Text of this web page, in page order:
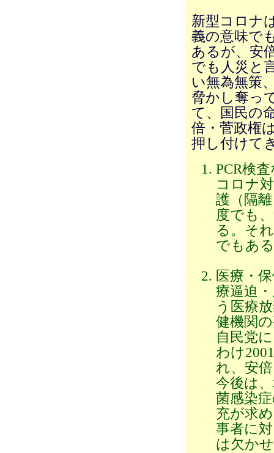
新型コロナ
義の意味で
あるが、安
でも人災と
い無為無策
脅かし奪っ
て、国民の
倍・菅政権
押し付けて
PCR検
コロナ
護（隔
度でも
る。そ
でもあ
医療・
療逼迫
う医療
健機関
自民党
わけ
れ、安
今後は
菌感染
充が求
事者に
は欠か